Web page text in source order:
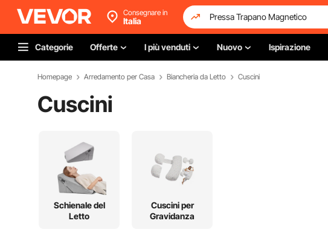
Consegnare in
Italia
Categorie Offerte I più venduti Nuovo Ispirazione
Homepage Arredamento per Casa Biancheria da Letto Cuscini
Cuscini
Schienale del
Letto
Cuscini per
Gravidanza